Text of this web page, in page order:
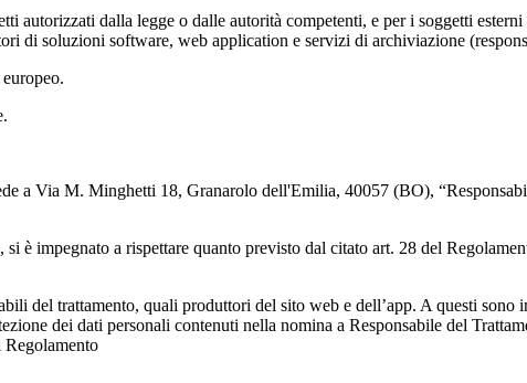
autorizzati dalla legge o dalle autorità competenti, e per i soggetti
di soluzioni software, web application e servizi di archiviazione
a Via M. Minghetti 18, Granarolo dell'Emilia, 40057 (BO),
è impegnato a rispettare quanto previsto dal citato art. 28 del
del trattamento, quali produttori del sito web e dell’app. A questi
dei dati personali contenuti nella nomina a Responsabile del
Regolamento